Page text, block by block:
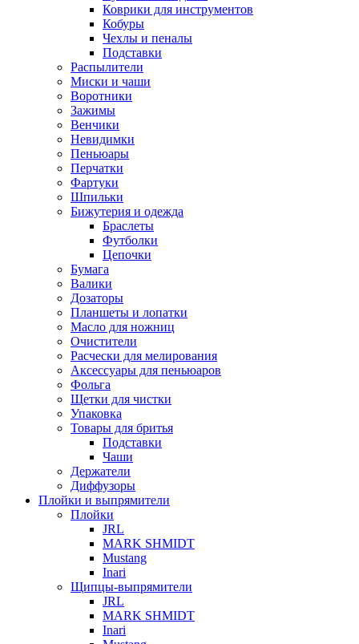
Коврики для инструментов
Кобуры
Чехлы и пеналы
Подставки
Распылители
Миски и чаши
Воротники
Зажимы
Венчики
Невидимки
Пеньюары
Перчатки
Фартуки
Шпильки
Бижутерия и одежда
Браслеты
Футболки
Цепочки
Бумага
Валики
Дозаторы
Планшеты и лопатки
Масло для ножниц
Очистители
Расчески для мелирования
Аксессуары для пеньюаров
Фольга
Щетки для чистки
Упаковка
Товары для бритья
Подставки
Чаши
Держатели
Диффузоры
Плойки и выпрямители
Плойки
JRL
MARK SHMIDT
Mustang
Inari
Щипцы-выпрямители
JRL
MARK SHMIDT
Inari